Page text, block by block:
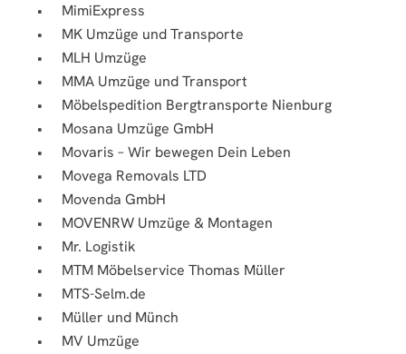
MimiExpress
MK Umzüge und Transporte
MLH Umzüge
MMA Umzüge und Transport
Möbelspedition Bergtransporte Nienburg
Mosana Umzüge GmbH
Movaris – Wir bewegen Dein Leben
Movega Removals LTD
Movenda GmbH
MOVENRW Umzüge & Montagen
Mr. Logistik
MTM Möbelservice Thomas Müller
MTS-Selm.de
Müller und Münch
MV Umzüge